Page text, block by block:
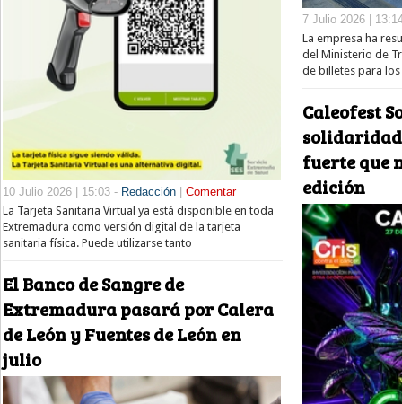
10 Julio 2026 | 15:03 - Redacción
Comentar
La Tarjeta Sanitaria Virtual ya está disponible en toda
Extremadura como versión digital de la tarjeta
sanitaria física. Puede utilizarse tanto
El Banco de Sangre de
Extremadura pasará por Calera
de León y Fuentes de León en
julio
7 Julio 2026 |
La empresa ha
del Ministerio de
de billetes para
Caleofest
fuerte que
edición